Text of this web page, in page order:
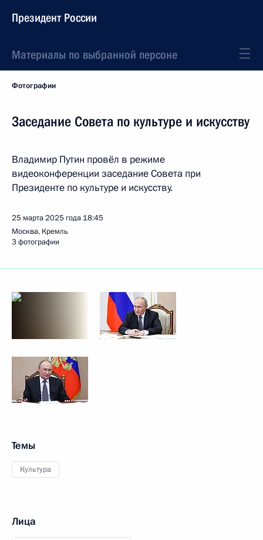
Президент России
Материалы по выбранной персоне
Фотографии
Заседание Совета по культуре и искусству
Владимир Путин провёл в режиме
видеоконференции заседание Совета при
Президенте по культуре и искусству.
25 марта 2025 года 18:45
Москва, Кремль
3 фотографии
Темы
Культура
Лица